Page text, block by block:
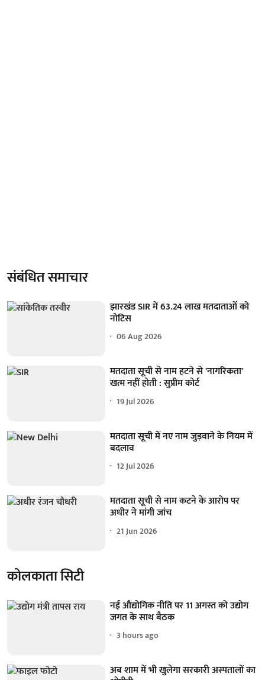
संबंधित समाचार
झारखंड SIR में 63.24 लाख मतदाताओं को
नोटिस
06 Aug 2026
मतदाता सूची से नाम हटने से 'नागरिकता'
खत्म नहीं होती : सुप्रीम कोर्ट
19 Jul 2026
मतदाता सूची में नए नाम जुड़वाने के नियम में
बदलाव
12 Jul 2026
मतदाता सूची से नाम कटने के आरोप पर
अधीर ने मांगी जांच
21 Jun 2026
कोलकाता सिटी
नई औद्योगिक नीति पर 11 अगस्त को उद्योग
जगत के साथ बैठक
3 hours ago
अब शाम में भी खुलेगा सरकारी अस्पतालों का